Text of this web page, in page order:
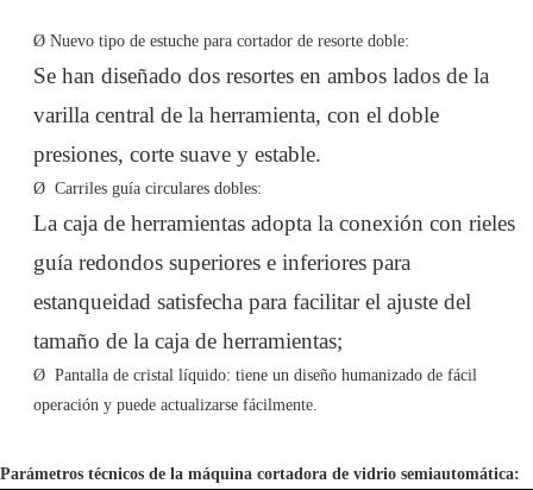
Ø Nuevo tipo de estuche para cortador de resorte doble:
Se han diseñado dos resortes en ambos lados de la
varilla central de la herramienta, con el doble
presiones, corte suave y estable.
Ø Carriles guía circulares dobles:
La caja de herramientas adopta la conexión con rieles
guía redondos superiores e inferiores para
estanqueidad satisfecha para facilitar el ajuste del
tamaño de la caja de herramientas;
Ø Pantalla de cristal líquido: tiene un diseño humanizado de fácil
operación y puede actualizarse fácilmente.
Parámetros técnicos de la máquina cortadora de vidrio semiautomática: